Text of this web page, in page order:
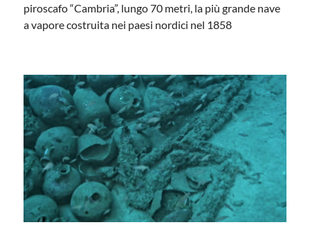
piroscafo “Cambria”, lungo 70 metri, la più grande nave
a vapore costruita nei paesi nordici nel 1858